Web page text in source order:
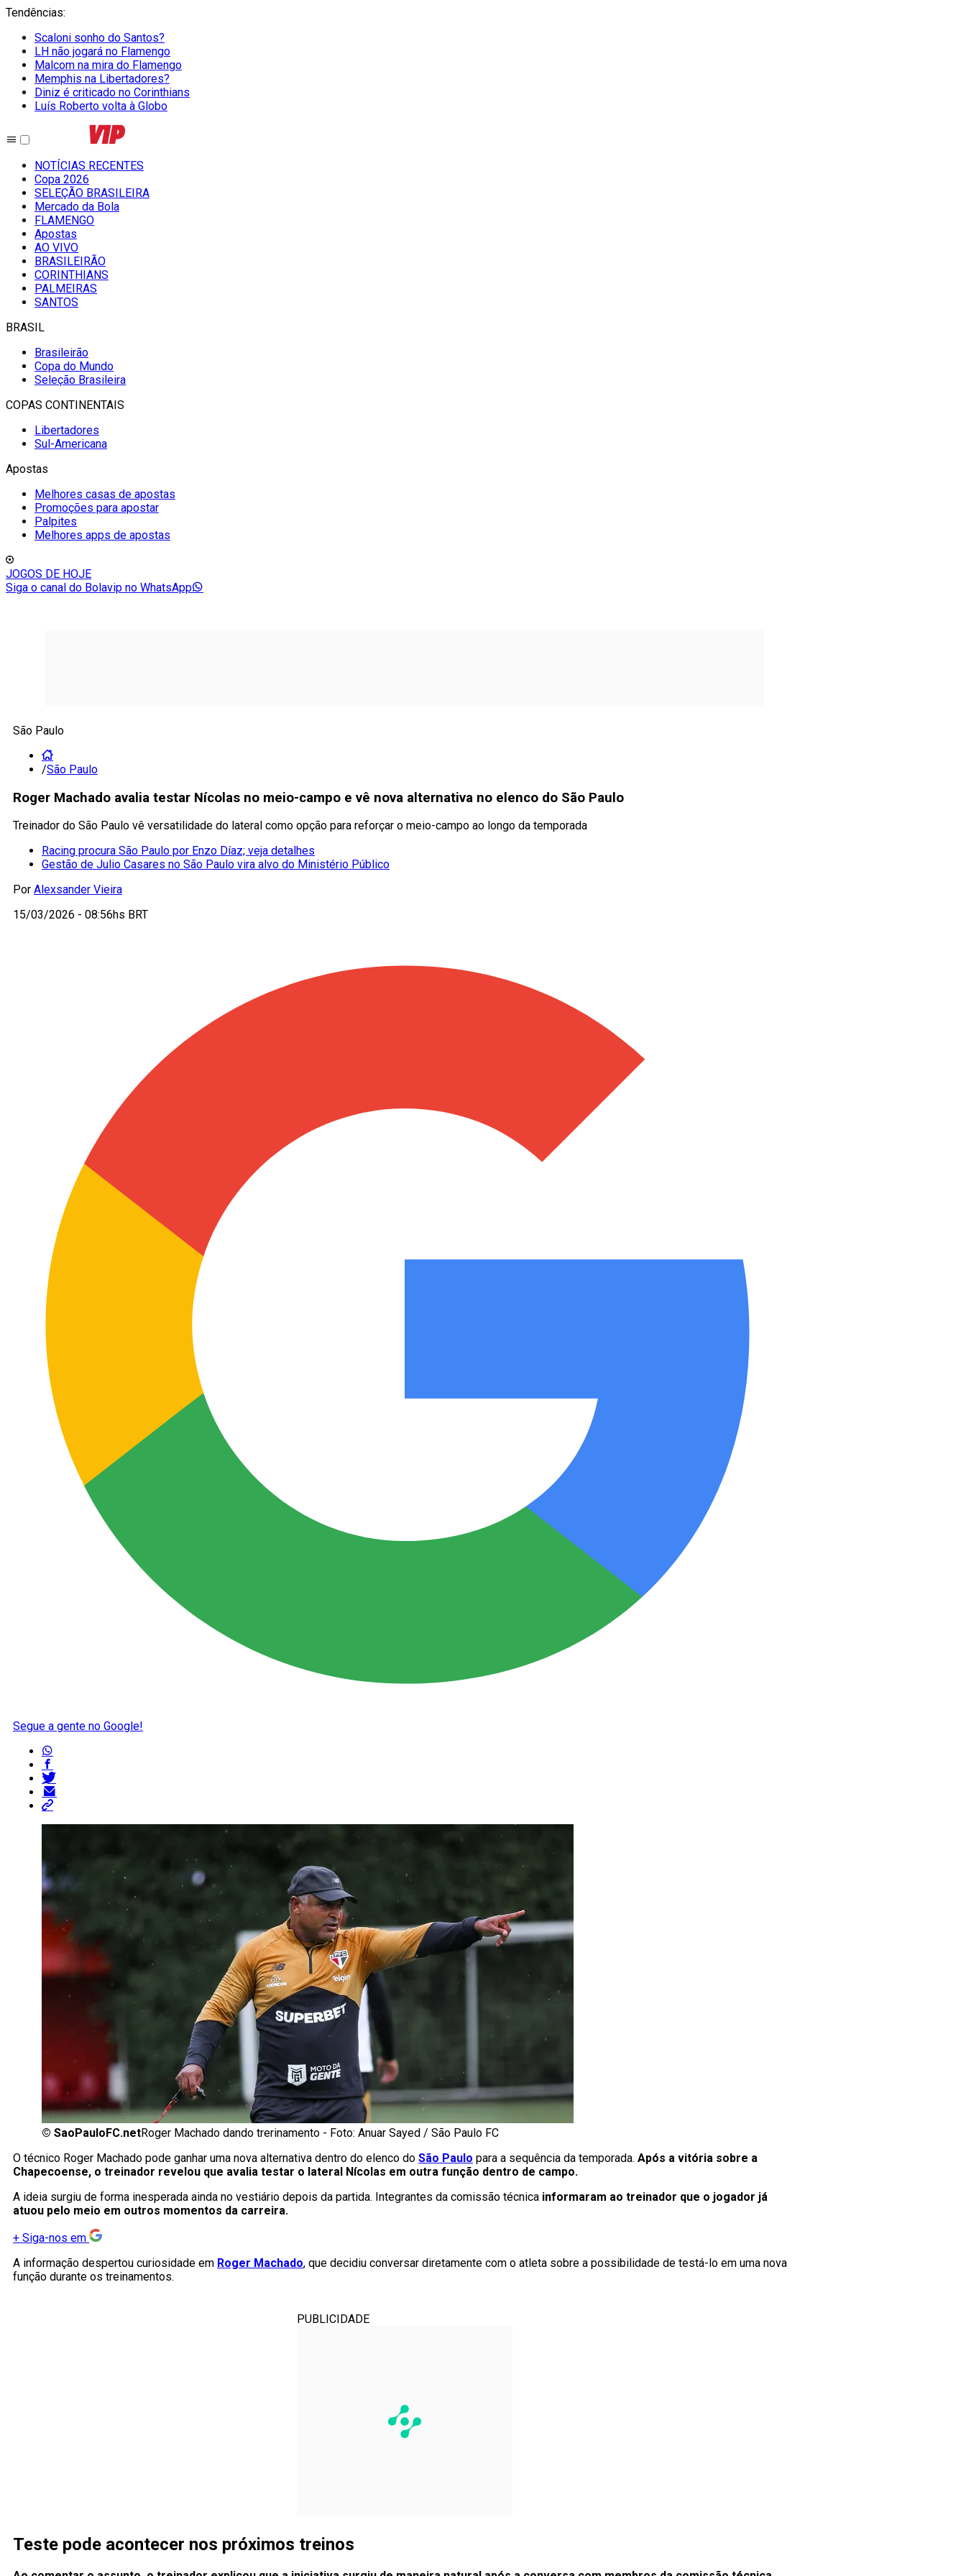
Tendências:
Scaloni sonho do Santos?
LH não jogará no Flamengo
Malcom na mira do Flamengo
Memphis na Libertadores?
Diniz é criticado no Corinthians
Luís Roberto volta à Globo
NOTÍCIAS RECENTES
Copa 2026
SELEÇÃO BRASILEIRA
Mercado da Bola
FLAMENGO
Apostas
AO VIVO
BRASILEIRÃO
CORINTHIANS
PALMEIRAS
SANTOS
BRASIL
Brasileirão
Copa do Mundo
Seleção Brasileira
COPAS CONTINENTAIS
Libertadores
Sul-Americana
Apostas
Melhores casas de apostas
Promoções para apostar
Palpites
Melhores apps de apostas
JOGOS DE HOJE
Siga o canal do Bolavip no WhatsApp
São Paulo
/São Paulo
Roger Machado avalia testar Nícolas no meio-campo e vê nova alternativa no elenco do São Paulo
Treinador do São Paulo vê versatilidade do lateral como opção para reforçar o meio-campo ao longo da temporada
Racing procura São Paulo por Enzo Díaz; veja detalhes
Gestão de Julio Casares no São Paulo vira alvo do Ministério Público
Por Alexsander Vieira
15/03/2026 - 08:56hs BRT
Segue a gente no Google!
© SaoPauloFC.netRoger Machado dando trerinamento - Foto: Anuar Sayed / São Paulo FC
O técnico Roger Machado pode ganhar uma nova alternativa dentro do elenco do São Paulo para a sequência da temporada. Após a vitória sobre a
Chapecoense, o treinador revelou que avalia testar o lateral Nícolas em outra função dentro de campo.
A ideia surgiu de forma inesperada ainda no vestiário depois da partida. Integrantes da comissão técnica informaram ao treinador que o jogador já
atuou pelo meio em outros momentos da carreira.
+ Siga-nos em
A informação despertou curiosidade em Roger Machado, que decidiu conversar diretamente com o atleta sobre a possibilidade de testá-lo em uma nova
função durante os treinamentos.
PUBLICIDADE
Teste pode acontecer nos próximos treinos